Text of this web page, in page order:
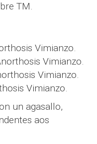
TM.
Vimianzo.
Vimianzo.
Vimianzo.
Vimianzo.
un agasallo,
aos